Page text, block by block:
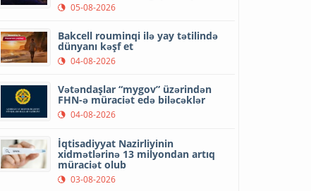
05-08-2026
Bakcell rouminqi ilə yay tətilində
dünyanı kəşf et
04-08-2026
Vətəndaşlar “mygov” üzərindən
FHN-ə müraciət edə biləcəklər
04-08-2026
İqtisadiyyat Nazirliyinin
xidmətlərinə 13 milyondan artıq
müraciət olub
03-08-2026